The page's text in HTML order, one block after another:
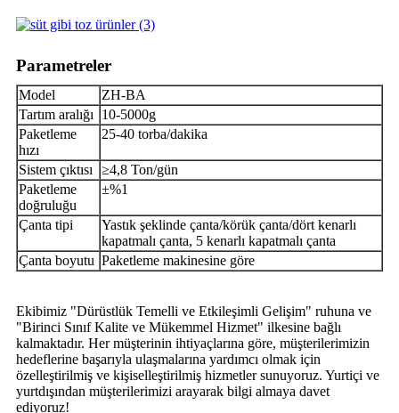
Parametreler
Model
ZH-BA
Tartım aralığı
10-5000g
Paketleme
hızı
25-40 torba/dakika
Sistem çıktısı
≥4,8 Ton/gün
Paketleme
doğruluğu
±%1
Çanta tipi
Yastık şeklinde çanta/körük çanta/dört kenarlı
kapatmalı çanta, 5 kenarlı kapatmalı çanta
Çanta boyutu Paketleme makinesine göre
Ekibimiz "Dürüstlük Temelli ve Etkileşimli Gelişim" ruhuna ve
"Birinci Sınıf Kalite ve Mükemmel Hizmet" ilkesine bağlı
kalmaktadır. Her müşterinin ihtiyaçlarına göre, müşterilerimizin
hedeflerine başarıyla ulaşmalarına yardımcı olmak için
özelleştirilmiş ve kişiselleştirilmiş hizmetler sunuyoruz. Yurtiçi ve
yurtdışından müşterilerimizi arayarak bilgi almaya davet
ediyoruz!